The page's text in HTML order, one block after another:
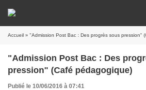
Accueil » "Admission Post Bac : Des progrès sous pression"
"Admission Post Bac : Des
pression" (Café pédagogique)
Publié le 10/06/2016 à 07:41